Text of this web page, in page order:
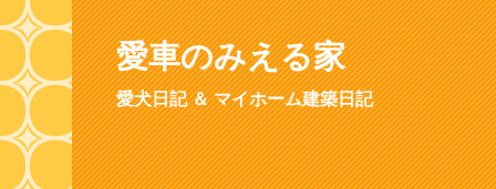
愛車のみえる家
愛犬日記 ＆ マイホーム建築日記